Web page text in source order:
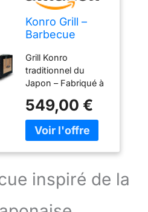
Konro Grill –
Barbecue
traditionnel au
charbon de
bois en
diatomite
naturelle – Idéal
pour Yakitori &
Yakiniku – Grill
de table
main au Japon
– Petit
Grill Konro
traditionnel du
Japon – Fabriqué à
terre de diatomée
japonaise naturelle.
Isolation thermique
constante et une
cuisson efficace
549,00 €
inspiré de la